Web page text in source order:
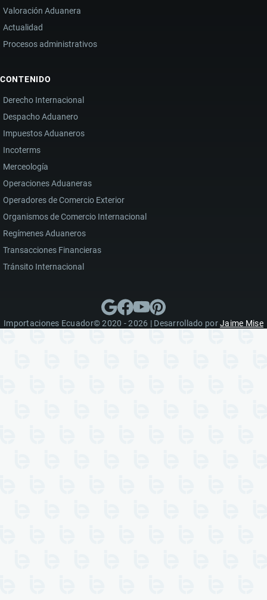
Valoración Aduanera
Actualidad
Procesos administrativos
CONTENIDO
Derecho Internacional
Despacho Aduanero
Impuestos Aduaneros
Incoterms
Merceología
Operaciones Aduaneras
Operadores de Comercio Exterior
Organismos de Comercio Internacional
Regímenes Aduaneros
Transacciones Financieras
Tránsito Internacional
Importaciones Ecuador© 2020 - 2026 | Desarrollado porJaime Mise